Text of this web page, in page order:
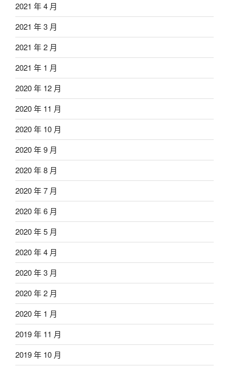
2021 年 4 月
2021 年 3 月
2021 年 2 月
2021 年 1 月
2020 年 12 月
2020 年 11 月
2020 年 10 月
2020 年 9 月
2020 年 8 月
2020 年 7 月
2020 年 6 月
2020 年 5 月
2020 年 4 月
2020 年 3 月
2020 年 2 月
2020 年 1 月
2019 年 11 月
2019 年 10 月